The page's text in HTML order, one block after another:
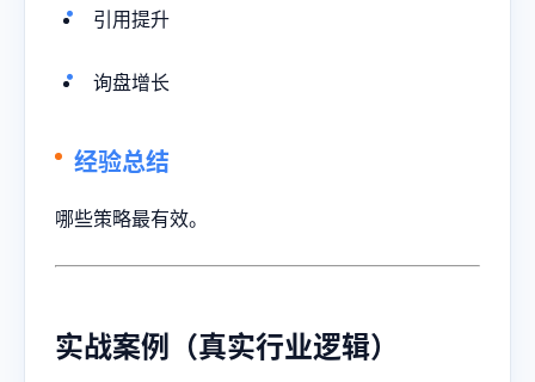
引用提升
询盘增长
经验总结
哪些策略最有效。
实战案例（真实行业逻辑）